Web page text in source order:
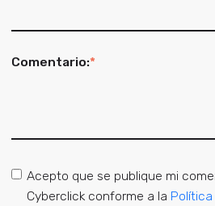
Comentario:*
Acepto que se publique mi
Cyberclick conforme a la